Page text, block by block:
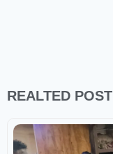
REALTED POST